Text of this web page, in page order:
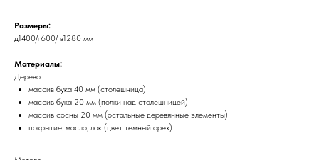
Размеры:
д1400/г600/ в1280 мм
Материалы:
Дерево
массив бука 40 мм (столешница)
массив бука 20 мм (полки над столешницей)
массив сосны 20 мм (остальные деревянные элементы)
покрытие: масло, лак (цвет темный орех)